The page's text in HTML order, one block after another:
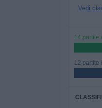
Vedi
14 partite
12 partite